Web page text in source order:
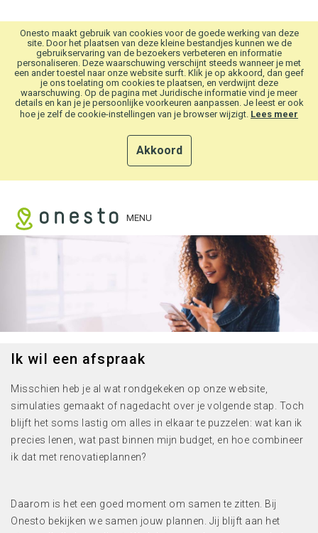
Onesto maakt gebruik van cookies voor de goede werking van deze
site. Door het plaatsen van deze kleine bestandjes kunnen we de
gebruikservaring van de bezoekers verbeteren en informatie
personaliseren. Deze waarschuwing verschijnt steeds wanneer je met
een ander toestel naar onze website surft. Klik je op akkoord, dan geef
je ons toelating om cookies te plaatsen, en verdwijnt deze
waarschuwing. Op de pagina met Juridische informatie vind je meer
details en kan je je persoonlijke voorkeuren aanpassen. Je leest er ook
hoe je zelf de cookie-instellingen van je browser wijzigt. Lees meer
Akkoord
MENU
Ik wil een afspraak
Misschien heb je al wat rondgekeken op onze website,
simulaties gemaakt of nagedacht over je volgende stap. Toch
blijft het soms lastig om alles in elkaar te puzzelen: wat kan ik
precies lenen, wat past binnen mijn budget, en hoe combineer
ik dat met renovatieplannen?
Daarom is het een goed moment om samen te zitten. Bij
Onesto bekijken we samen jouw plannen. Jij blijft aan het